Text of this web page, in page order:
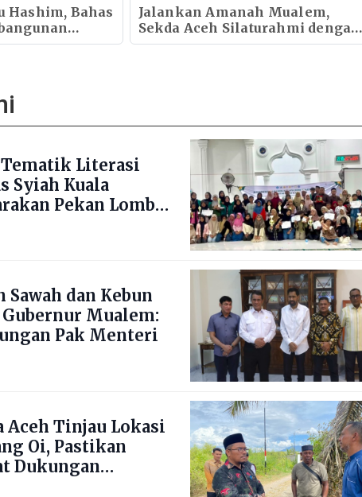
Pokok
dengan Ulama
Hashim, Bahas
Jalankan Amanah Mualem,
Sekda Aceh Silaturahmi dengan
Kapolda Aceh
Tematik Literasi
Syiah Kuala
Pekan Lomba
Rhieng Blang
Sawah dan Kebun
Mualem:
Pak Menteri
Aceh Tinjau Lokasi
Oi, Pastikan
Dukungan